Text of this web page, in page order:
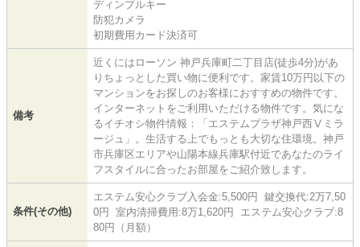
ディンプルキー
防犯カメラ
初期費用カード決済可
備考
近くにはローソン 神戸兵庫町二丁目店(徒歩4分)があ
りちょっとした買い物に便利です。家賃10万円以下の
マンションをお探しのお客様におすすめの物件です。
インターネットをご利用いただける物件です。気にな
るイチオシ物件情報：「エステムプラザ神戸西Ⅴミラ
ージュ」。生活する上でもっとも大切な住環境。神戸
市兵庫区エリアや山陽本線兵庫駅付近であなたのライ
フスタイルに合ったお部屋をご紹介致します。
条件(その他)
エステム安心クラブ入会金:5,500円 鍵交換代:2万7,50
0円 室内清掃費用:8万1,620円 エステム安心クラブ:8
80円（月額）